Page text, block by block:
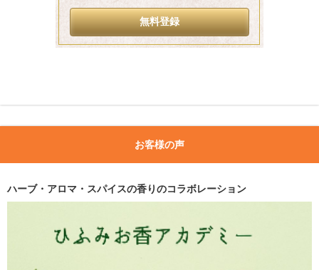
お客様の声
ハーブ・アロマ・スパイスの香りのコラボレーション